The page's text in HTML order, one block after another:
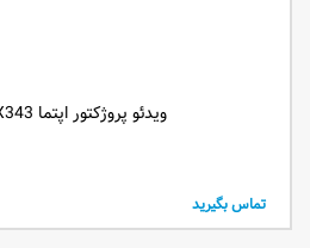
ویدئو پروژکتور اپتما OPTOMA X343
تماس بگیرید